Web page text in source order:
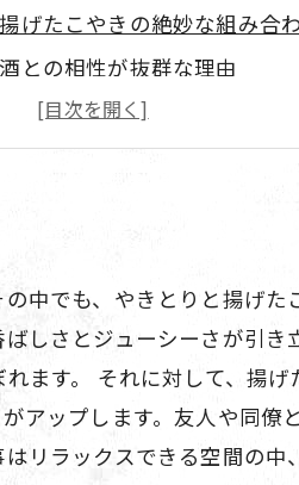
げたこやきの絶妙な組み合
との相性が抜群な理由
る食事の楽しさ
供する居酒屋の食文化
中でも、やきとりと揚げ
しさとジューシーさが引
ます。 それに対して、揚
アップします。友人や同
リラックスできる空間の中